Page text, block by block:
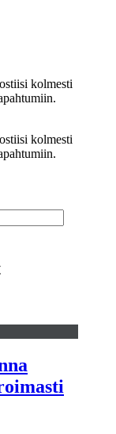
kolmesti
kolmesti